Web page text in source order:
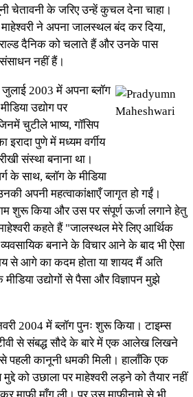
चेतावनी के जरिए उन्हें कुचल देना चाहा।
ने अपना जालस्थल बंद कर दिया,
दैनिक को चलाते हैं और उनके पास
नहीं हैं।
जुलाई 2003 में अपना ब्लॉग
उद्योग पर
चुटीले भाष्य, गॉसिप
पुणे में मध्यम वर्गीय
संस्था बनाना था।
के साथ, ब्लॉग के मीडिया
अपनी महत्वाकांक्षाएँ जागृत हो गईं।
शुरू किया और उस पर संपूर्ण ऊर्जा लगाने हेतु
कहते हैं "जालस्थल मेरे लिए आर्थिक
बनाने के विचार आने के बाद भी ऐसा
से आगे का कदम होता या शायद मैं अति
उद्योगों से पैसा और विज्ञापन मुझे
2004 में ब्लॉग पुनः शुरू किया। टाइम्स
टीवी से संबद्ध सौदे के बारे में एक आलेख लिखने
पहली कानूनी धमकी मिली। हालाँकि एक
को उछाला पर माहेश्वरी लड़ने को तैयार नहीं